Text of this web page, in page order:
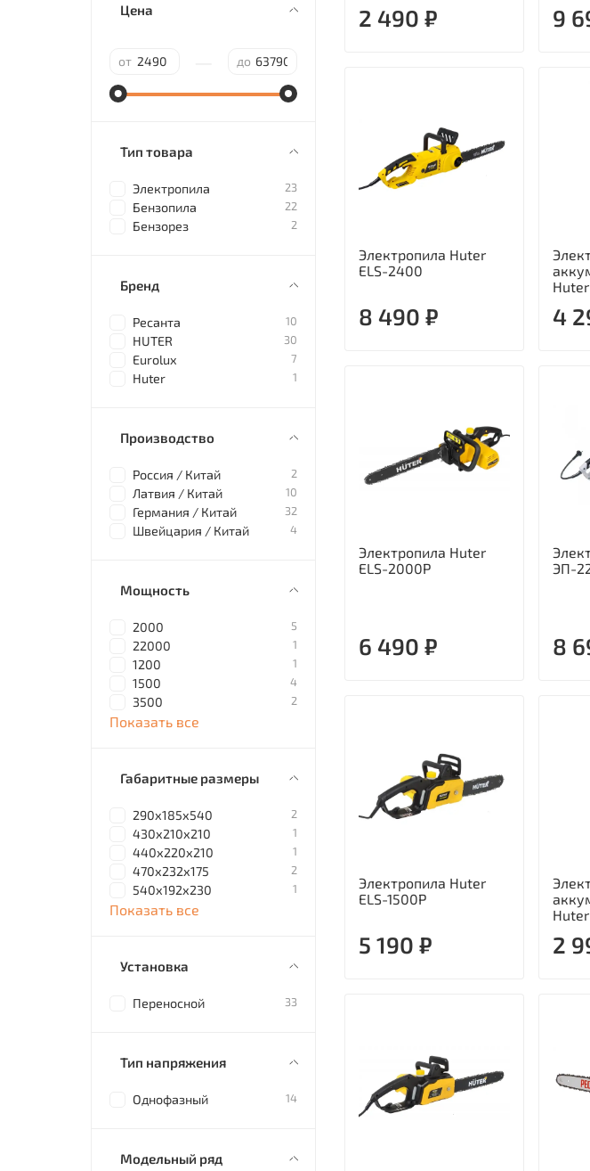
2 490 ₽ 9
Электропила Huter
ELS-2400
8 490 ₽ 4
Электропила Huter
ELS-2000P
6 490 ₽
ЭП-
8
Электропила Huter
ELS-1500P
5 190 ₽ 2
Цена
от до
Тип товара
Электропила 23
Бензопила 22
Бензорез 2
Бренд
Ресанта 10
HUTER 30
Eurolux 7
Huter 1
Производство
Россия / Китай 2
Латвия / Китай 10
Германия / Китай 32
Швейцария / Китай 4
Мощность
2000 5
22000 1
1200 1
1500 4
3500 2
Показать все
Габаритные размеры
290х185х540 2
430х210х210 1
440х220х210 1
470х232х175 2
540х192х230 1
Показать все
Установка
Переносной 33
Тип напряжения
Однофазный 14
Модельный ряд